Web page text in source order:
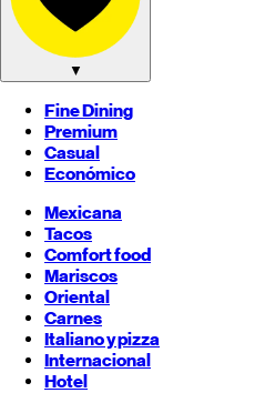
▼
Fine Dining
Premium
Casual
Económico
Mexicana
Tacos
Comfort food
Mariscos
Oriental
Carnes
Italiano y pizza
Internacional
Hotel